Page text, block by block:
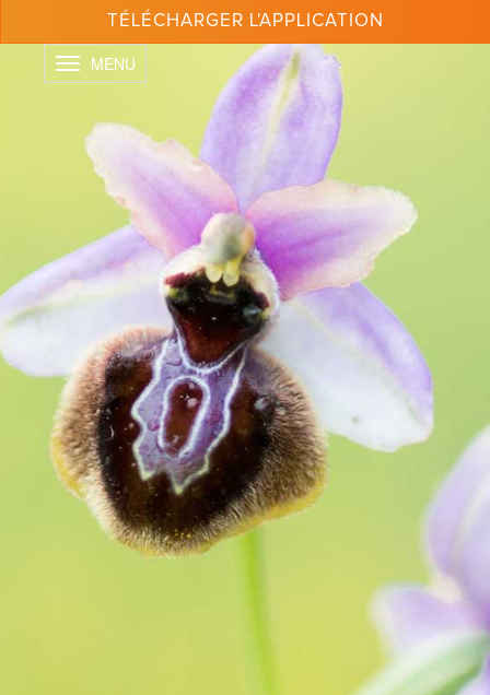
principal Toggle
navigation
TÉLÉCHARGER L'APPLICATION